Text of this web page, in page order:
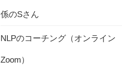
係のSさん
NLPのコーチング（オンライン
Zoom）